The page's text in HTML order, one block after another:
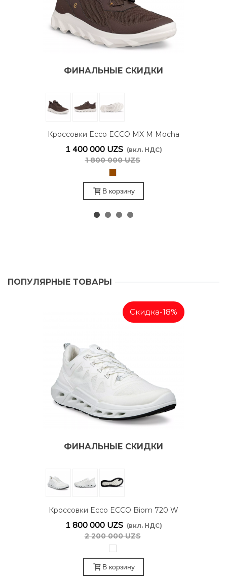
ФИНАЛЬНЫЕ СКИДКИ
Кроссовки Ecco ECCO MX M Mocha
820264/58500
1 400 000 UZS (вкл. НДС)
1 800 000 UZS
В корзину
ПОПУЛЯРНЫЕ ТОВАРЫ
Скидка-18%
ФИНАЛЬНЫЕ СКИДКИ
Кроссовки Ecco ECCO Biom 720 W
White 850313/51969
1 800 000 UZS (вкл. НДС)
2 200 000 UZS
В корзину